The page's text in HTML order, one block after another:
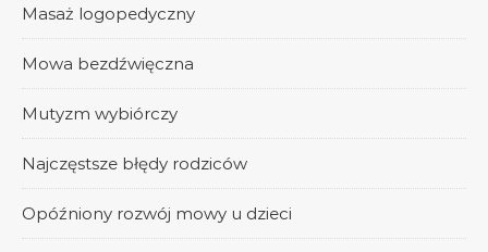
Masaż logopedyczny
Mowa bezdźwięczna
Mutyzm wybiórczy
Najczęstsze błędy rodziców
Opóźniony rozwój mowy u dzieci